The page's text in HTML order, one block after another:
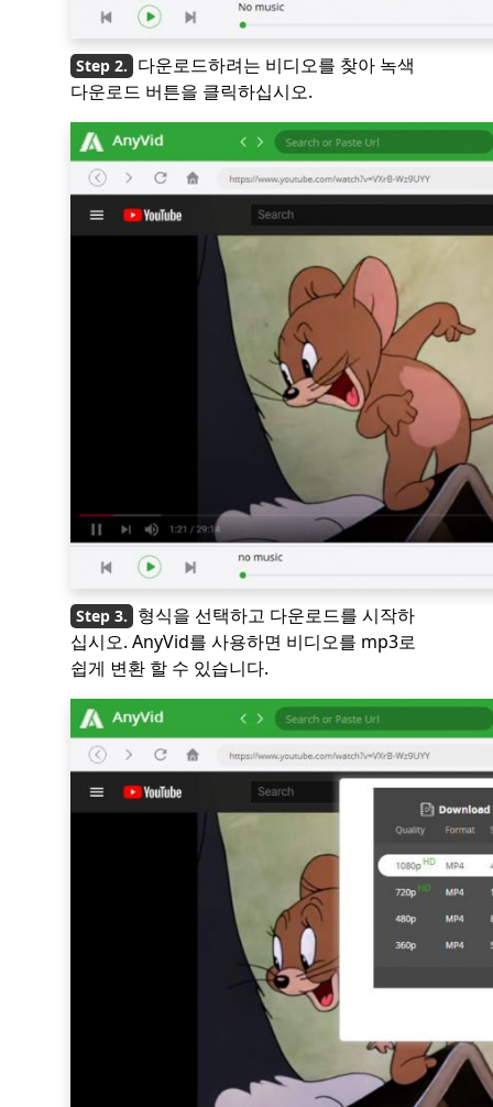
다운로드하려는 비디오를 찾아 녹색
다운로드 버튼을 클릭하십시오.
형식을 선택하고 다운로드를 시작하
십시오. AnyVid를 사용하면 비디오를 mp3로
쉽게 변환 할 수 있습니다.